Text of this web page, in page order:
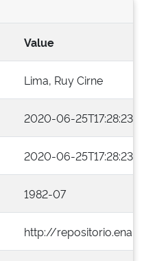
Value
Lima, Ruy Cirne
2020-06-25T17:28:23Z
2020-06-25T17:28:23Z
1982-07
http://